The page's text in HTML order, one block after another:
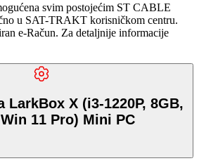
svim postojećim ST CABLE
u SAT-TRAKT korisničkom centru.
e-Račun. Za detaljnije informacije
LarkBox X (i3-1220P, 8GB,
11 Pro) Mini PC